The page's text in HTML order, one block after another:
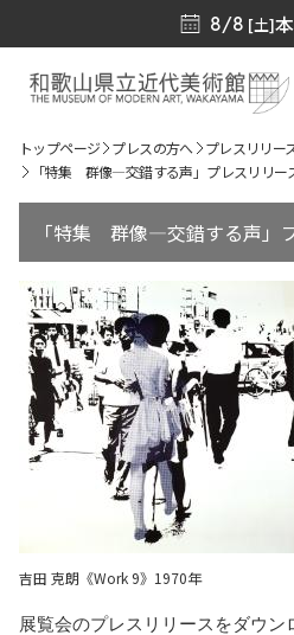
8/8 [土]
トップページ プレスの方へ
プレスリリー
「特集 群像―交錯する声」プレスリリー
「特集 群像―交錯する声」
吉田 克朗《Work 9》1970年
展覧会のプレスリリースをダウン